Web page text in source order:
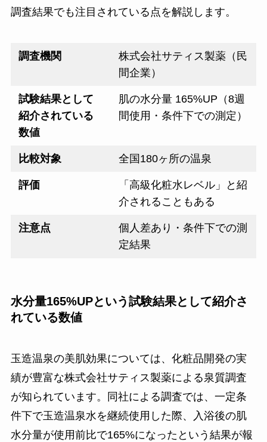
調査結果でも注目されている点を解説します。
調査機関
株式会社サティス製薬（民
間企業）
試験結果として
紹介されている
数値
肌の水分量 165%UP（8週
間使用・条件下での測定）
比較対象 全国180ヶ所の温泉
評価
「高級化粧水レベル」と紹
介されることもある
注意点
個人差あり・条件下での測
定結果
水分量165%UPという試験結果として紹介さ
れている数値
玉造温泉の美肌効果については、化粧品開発の実
績が豊富な株式会社サティス製薬による泉質調査
が知られています。同社による調査では、一定条
件下で玉造温泉水を継続使用した際、入浴後の肌
水分量が使用前比で165%になったという結果が報